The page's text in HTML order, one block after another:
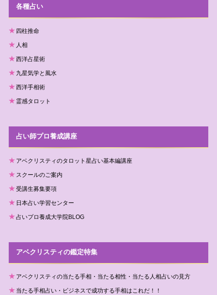
各種占い
四柱推命
人相
西洋占星術
九星気学と風水
西洋手相術
霊感タロット
占い師プロ養成講座
アベクリスティのタロット星占い基本編講座
スクールのご案内
受講生募集要項
日本占い学習センター
占いプロ養成大学院BLOG
アベクリスティの鑑定特集
アベクリスティの当たる手相・当たる相性・当たる人相占いの見方
当たる手相占い・ビジネスで成功する手相はこれだ！！